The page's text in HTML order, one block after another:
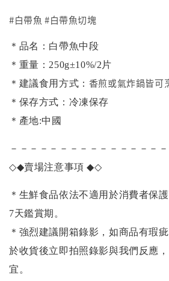
#白帶魚 #白帶魚切塊
＊品名：白帶魚中段
＊重量：250g±10%/2片
＊建議食用方式： 香煎或氣炸鍋皆可
＊保存方式：冷凍保存
＊產地:中國
－－－－－－－－－－－－－－－
◇◆賣場注意事項◆◇
＊生鮮食品依法不適用於消費者保
7天鑑賞期。
＊強烈建議開箱錄影，如商品有瑕
於收貨後立即拍照錄影與我們反應
宜。